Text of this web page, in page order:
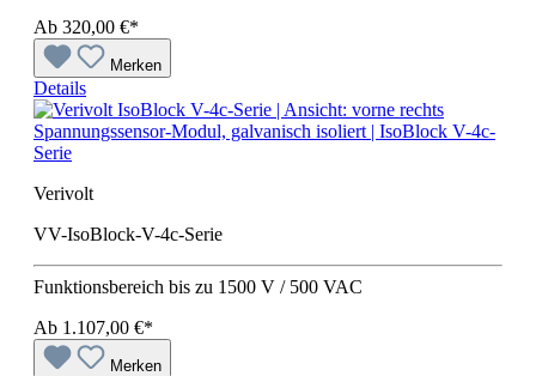
Ab 320,00 €*
Merken
Details
Spannungssensor-Modul, galvanisch isoliert | IsoBlock V-4c-
Serie
Verivolt
VV-IsoBlock-V-4c-Serie
Funktionsbereich bis zu 1500 V / 500 VAC
Ab 1.107,00 €*
Merken